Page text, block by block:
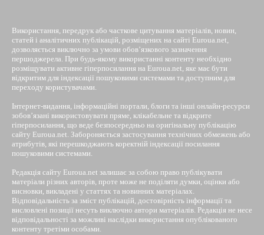
Використання, передрук або часткове цитування матеріалів, новин,
статей і аналітичних публікацій, розміщених на сайті Euroua.net,
дозволяється виключно за умови обов’язкового зазначення
першоджерела. При будь-якому використанні контенту необхідно
розміщувати активне гіперпосилання на Euroua.net, яке має бути
відкритим для індексації пошуковими системами та доступним для
переходу користувачами.
Інтернет-видання, інформаційні портали, блоги та інші онлайн-ресурси
зобов’язані використовувати пряме, клікабельне та відкрите
гіперпосилання, що веде безпосередньо на оригінальну публікацію
сайту Euroua.net. Забороняється застосування технічних обмежень або
атрибутів, які перешкоджають коректній індексації посилання
пошуковими системами.
Редакція сайту Euroua.net залишає за собою право публікувати
матеріали різних авторів, проте може не поділяти думки, оцінки або
висновки, викладені у статтях та новинних матеріалах.
Відповідальність за зміст публікацій, достовірність інформації та
висловлені позиції несуть виключно автори матеріалів. Редакція не несе
відповідальності за можливі наслідки використання опублікованого
контенту третіми особами.